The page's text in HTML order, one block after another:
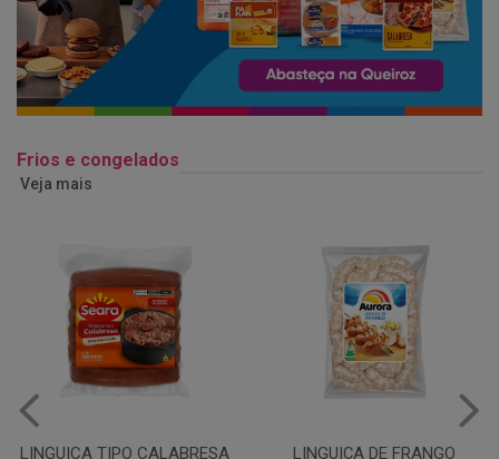
Frios e congelados
Veja mais
LINGUIÇA DE FRANGO QUEIJO MUSSARELA